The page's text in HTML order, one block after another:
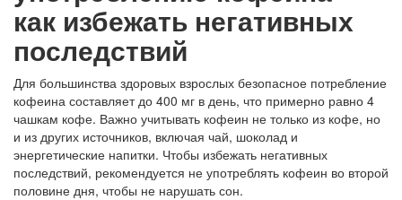
как избежать негативных
последствий
Для большинства здоровых взрослых безопасное потребление
кофеина составляет до 400 мг в день, что примерно равно 4
чашкам кофе. Важно учитывать кофеин не только из кофе, но
и из других источников, включая чай, шоколад и
энергетические напитки. Чтобы избежать негативных
последствий, рекомендуется не употреблять кофеин во второй
половине дня, чтобы не нарушать сон.